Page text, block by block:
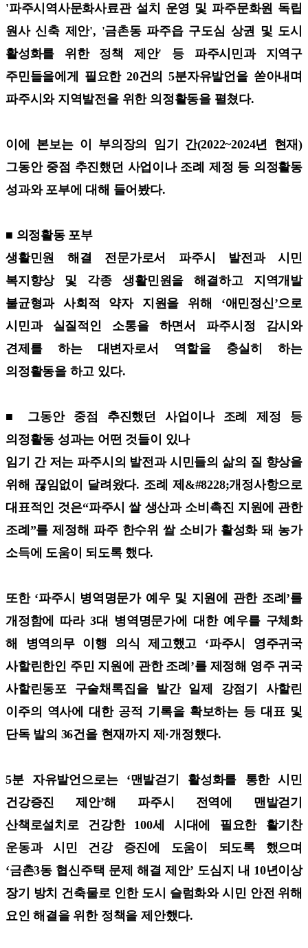
'파주시역사문화사료관 설치 운영 및 파주문화원 독립
원사 신축 제안', '금촌동 파주읍 구도심 상권 및 도시
활성화를 위한 정책 제안' 등 파주시민과 지역구
주민들을에게 필요한 20건의 5분자유발언을 쏟아내며
파주시와 지역발전을 위한 의정활동을 펼쳤다.
이에 본보는 이 부의장의 임기 간(2022~2024년 현재)
그동안 중점 추진했던 사업이나 조례 제정 등 의정활동
성과와 포부에 대해 들어봤다.
■ 의정활동 포부
생활민원 해결 전문가로서 파주시 발전과 시민
복지향상 및 각종 생활민원을 해결하고 지역개발
불균형과 사회적 약자 지원을 위해 ‘애민정신’으로
시민과 실질적인 소통을 하면서 파주시정 감시와
견제를 하는 대변자로서 역할을 충실히 하는
의정활동을 하고 있다.
■ 그동안 중점 추진했던 사업이나 조례 제정 등
의정활동 성과는 어떤 것들이 있나
임기 간 저는 파주시의 발전과 시민들의 삶의 질 향상을
위해 끊임없이 달려왔다. 조례 제&#8228;개정사항으로
대표적인 것은“파주시 쌀 생산과 소비촉진 지원에 관한
조례”를 제정해 파주 한수위 쌀 소비가 활성화 돼 농가
소득에 도움이 되도록 했다.
또한 ‘파주시 병역명문가 예우 및 지원에 관한 조례’를
개정함에 따라 3대 병역명문가에 대한 예우를 구체화
해 병역의무 이행 의식 제고했고 ‘파주시 영주귀국
사할린한인 주민 지원에 관한 조례’를 제정해 영주 귀국
사할린동포 구술채록집을 발간 일제 강점기 사할린
이주의 역사에 대한 공적 기록을 확보하는 등 대표 및
단독 발의 36건을 현재까지 제·개정했다.
5분 자유발언으로는 ‘맨발걷기 활성화를 통한 시민
건강증진 제안’해 파주시 전역에 맨발걷기
산책로설치로 건강한 100세 시대에 필요한 활기찬
운동과 시민 건강 증진에 도움이 되도록 했으며
‘금촌3동 협신주택 문제 해결 제안’ 도심지 내 10년이상
장기 방치 건축물로 인한 도시 슬럼화와 시민 안전 위해
요인 해결을 위한 정책을 제안했다.